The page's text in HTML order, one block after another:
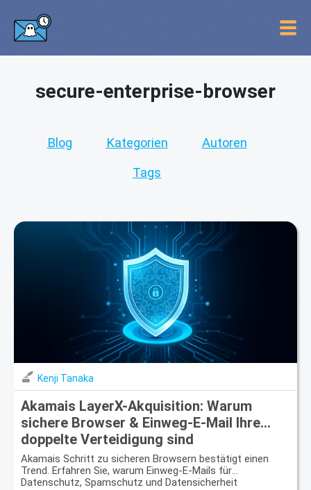
secure-enterprise-browser
Blog Kategorien Autoren
Tags
Kenji Tanaka
Akamais LayerX-Akquisition: Warum
sichere Browser & Einweg-E-Mail Ihre
doppelte Verteidigung sind
Akamais Schritt zu sicheren Browsern bestätigt einen
Trend. Erfahren Sie, warum Einweg-E-Mails für
Datenschutz, Spamschutz und Datensicherheit